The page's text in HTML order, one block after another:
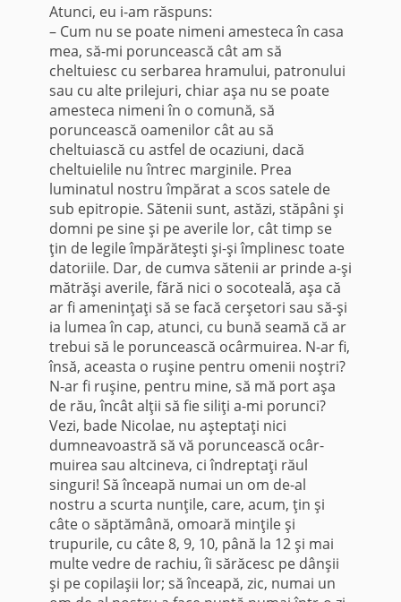
Atunci, eu i-am răspuns:
– Cum nu se poate nimeni amesteca în casa
mea, să-mi poruncească cât am să
cheltuiesc cu serbarea hramului, patronului
sau cu alte prilejuri, chiar aşa nu se poate
amesteca nimeni în o comună, să
poruncească oamenilor cât au să
cheltuiască cu astfel de ocaziuni, dacă
cheltuielile nu întrec marginile. Prea
luminatul nostru împărat a scos satele de
sub epitropie. Sătenii sunt, astăzi, stăpâni şi
domni pe sine şi pe averile lor, cât timp se
ţin de legile împărăteşti şi-şi împlinesc toate
datoriile. Dar, de cumva să­tenii ar prinde a-şi
mătrăşi averile, fără nici o socoteală, aşa că
ar fi ameninţaţi să se facă cerşetori sau să-şi
ia lumea în cap, atunci, cu bună seamă că ar
trebui să le poruncească ocârmuirea. N-ar fi,
însă, aceasta o ruşine pentru omenii noştri?
N-ar fi ruşine, pentru mine, să mă port aşa
de rău, încât alţii să fie siliţi a-mi porunci?
Vezi, bade Nicolae, nu aşteptaţi nici
dumneavoastră să vă poruncească ocâr­
muirea sau altcineva, ci îndreptaţi răul
singuri! Să în­ceapă numai un om de-al
nostru a scurta nunţile, care, acum, ţin şi
câte o săptămână, omoară minţile şi
trupurile, cu câte 8, 9, 10, până la 12 şi mai
multe vedre de ra­chiu, îi sărăcesc pe dânşii
şi pe copilaşii lor; să înceapă, zic, numai un